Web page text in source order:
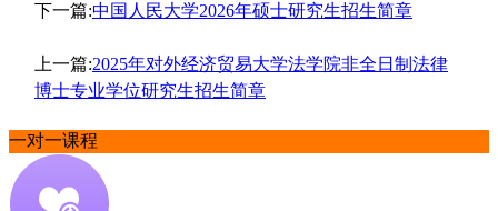
下一篇:中国人民大学2026年硕士研究生招生简章
上一篇:2025年对外经济贸易大学法学院非全日制法律
博士专业学位研究生招生简章
一对一课程